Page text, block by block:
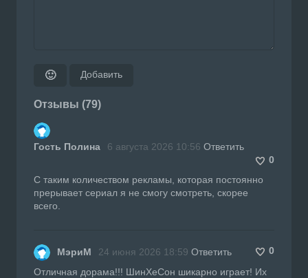
🙂 Добавить
Отзывы (79)
Гость Полина 6 августа 2026 10:56 Ответить
0
С таким количеством рекламы, которая постоянно
прерывает сериал я не смогу смотреть, скорее
всего.
МэриМ 24 июня 2026 18:59 Ответить
0
Отличная дорама!!! ШинХеСон шикарно играет! Их